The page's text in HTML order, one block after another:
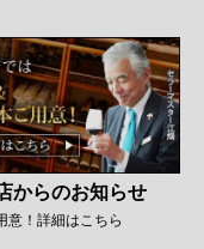
からのお知らせ
意！詳細はこちら